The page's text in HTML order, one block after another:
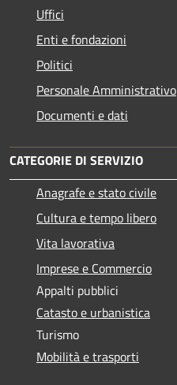
Uffici
Enti e fondazioni
Politici
Personale Amministrativo
Documenti e dati
CATEGORIE DI SERVIZIO
Anagrafe e stato civile
Cultura e tempo libero
Vita lavorativa
Imprese e Commercio
Appalti pubblici
Catasto e urbanistica
Turismo
Mobilità e trasporti